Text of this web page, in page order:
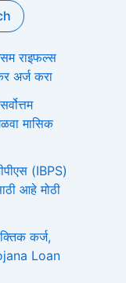
राइफल्स
अर्ज करा
मासिक
(IBPS)
आहे मोठी
कर्ज,
Loan